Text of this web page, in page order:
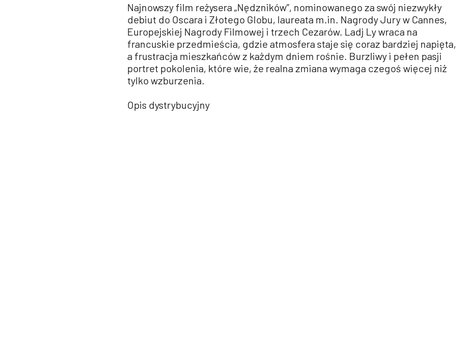
Najnowszy film reżysera „Nędzników”, nominowanego za swój niezwykły
debiut do Oscara i Złotego Globu, laureata m.in. Nagrody Jury w Cannes,
Europejskiej Nagrody Filmowej i trzech Cezarów. Ladj Ly wraca na
francuskie przedmieścia, gdzie atmosfera staje się coraz bardziej napięta,
a frustracja mieszkańców z każdym dniem rośnie. Burzliwy i pełen pasji
portret pokolenia, które wie, że realna zmiana wymaga czegoś więcej niż
tylko wzburzenia.
Opis dystrybucyjny